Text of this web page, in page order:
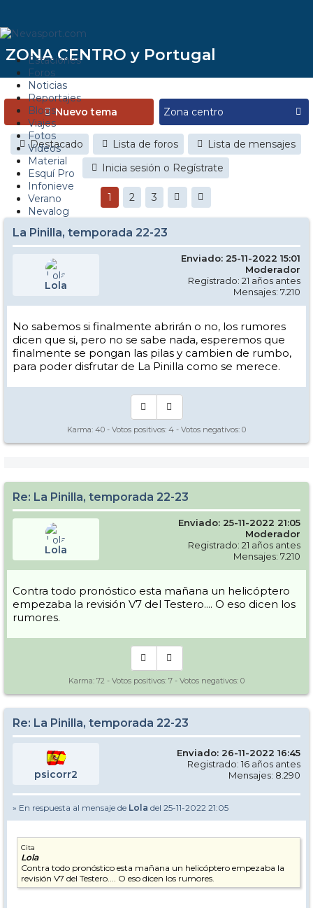
Estaciones
Foros
Noticias
Reportajes
Blogs
Viajes
Fotos
Videos
Material
Esquí Pro
Infonieve
Verano
Nevalog
ZONA CENTRO y Portugal
Nuevo tema
Destacado Lista de foros
Lista de mensajes
Inicia sesión o Regístrate
1 2 3
La Pinilla, temporada 22-23
Lola
Enviado: 25-11-2022 15:01
Moderador
Registrado: 21 años antes
Mensajes: 7.210
No sabemos si finalmente abrirán o no, los rumores
dicen que si, pero no se sabe nada, esperemos que
finalmente se pongan las pilas y cambien de rumbo,
para poder disfrutar de La Pinilla como se merece.
Karma: 40 - Votos positivos: 4 - Votos negativos: 0
Re: La Pinilla, temporada 22-23
Lola
Enviado: 25-11-2022 21:05
Moderador
Registrado: 21 años antes
Mensajes: 7.210
Contra todo pronóstico esta mañana un helicóptero
empezaba la revisión V7 del Testero.... O eso dicen los
rumores.
Karma: 72 - Votos positivos: 7 - Votos negativos: 0
Re: La Pinilla, temporada 22-23
psicorr2
Enviado: 26-11-2022 16:45
Registrado: 16 años antes
Mensajes: 8.290
» En respuesta al mensaje de Lola del 25-11-2022 21:05
Cita
Lola
Contra todo pronóstico esta mañana un helicóptero empezaba la
revisión V7 del Testero.... O eso dicen los rumores.